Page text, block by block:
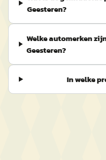
Geesteren?
Welke automerken
Geesteren?
In welke